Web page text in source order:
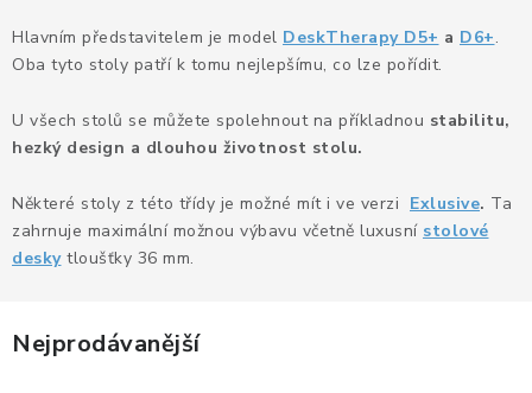
PŘÍSLUŠENSTVÍ KE STOLŮM
KANCELÁŘSKÉ KONTEJNERY
KANCELÁŘSKÉ ŽIDLE A KŘESLA
OBLÍBENÉ KATEGORIE
Hlavním představitelem je model DeskTherapy D5+ a D6+.
Oba tyto stoly patří k tomu nejlepšímu, co lze pořídit.
U všech stolů se můžete spolehnout na příkladnou stabilitu,
hezký design a dlouhou životnost stolu.
Některé stoly z této třídy je možné mít i ve verzi Exlusive. Ta
zahrnuje maximální možnou výbavu včetně luxusní stolové
deskytloušťky 36 mm.
Nejprodávanější